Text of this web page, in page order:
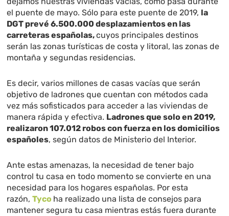
el puente de mayo. Sólo para este puente de 2019, la
DGT prevé 6.500.000 desplazamientos en las
carreteras españolas,cuyos principales destinos
serán las zonas turísticas de costa y litoral, las zonas de
montaña y segundas residencias.
Es decir, varios millones de casas vacías que serán
objetivo de ladrones que cuentan con métodos cada
vez más sofisticados para acceder a las viviendas de
manera rápida y efectiva. Ladrones que solo en 2019,
realizaron 107.012 robos con fuerza en los domicilios
españoles, según datos de Ministerio del Interior.
Ante estas amenazas, la necesidad de tener bajo
control tu casa en todo momento se convierte en una
necesidad para los hogares españolas. Por esta
razón,Tyco ha realizado una lista de consejos para
mantener segura tu casa mientras estás fuera durante